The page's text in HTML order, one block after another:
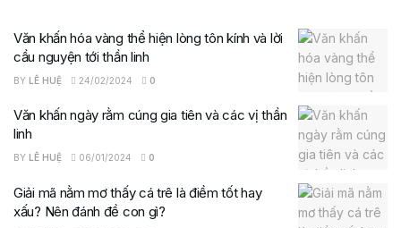
Văn khấn hóa vàng thể hiện lòng tôn kính và lời
cầu nguyện tới thần linh
BY LÊ HUỆ 24/02/2024 0
Văn khấn ngày rằm cúng gia tiên và các vị thần
linh
BY LÊ HUỆ 06/01/2024 0
Giải mã nằm mơ thấy cá trê là điềm tốt hay
xấu? Nên đánh đề con gì?